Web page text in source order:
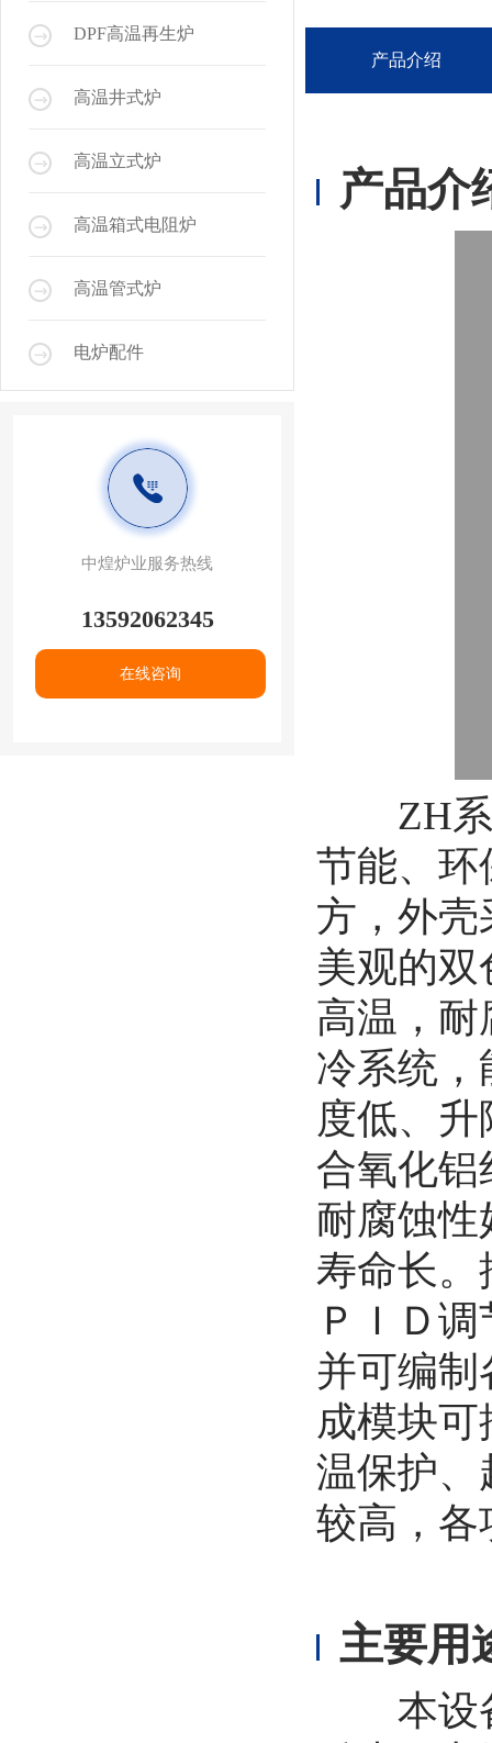
DPF高温再生炉
高温井式炉
高温立式炉
高温箱式电阻炉
高温管式炉
电炉配件
中煌炉业服务热线
13592062345
在线咨询
产品介绍
产品介
ZH系
节能、环
方，外壳
美观的
高温，耐
冷系统，
度低、
合氧化铝
耐腐蚀
寿命长。
ＰＩＤ
并可编
成模块
温保护、
较高，各
主要用
本设备